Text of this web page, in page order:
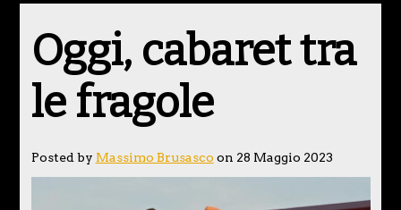
Oggi, cabaret tra
le fragole
Posted by Massimo Brusasco on 28 Maggio 2023